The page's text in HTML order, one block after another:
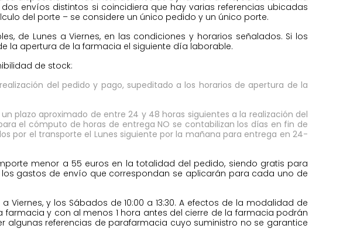
envíos distintos si coincidiera que hay varias referencias ubicadas
del porte – se considere un único pedido y un único porte.
de Lunes a Viernes, en las condiciones y horarios señalados. Si los
la apertura de la farmacia el siguiente día laborable.
de stock:
del pedido y pago, supeditado a los horarios de apertura de la
un plazo aproximado de entre 24 y 48 horas siguientes a la realización del
el cómputo de horas de entrega NO se contabilizan los días en fin de
por el transporte el Lunes siguiente por la mañana para entrega en 24-
menor a 55 euros en la totalidad del pedido, siendo gratis para
gastos de envío que correspondan se aplicarán para cada uno de
Viernes, y los Sábados de 10:00 a 13:30. A efectos de la modalidad de
y con al menos 1 hora antes del cierre de la farmacia podrán
algunas referencias de parafarmacia cuyo suministro no se garantice